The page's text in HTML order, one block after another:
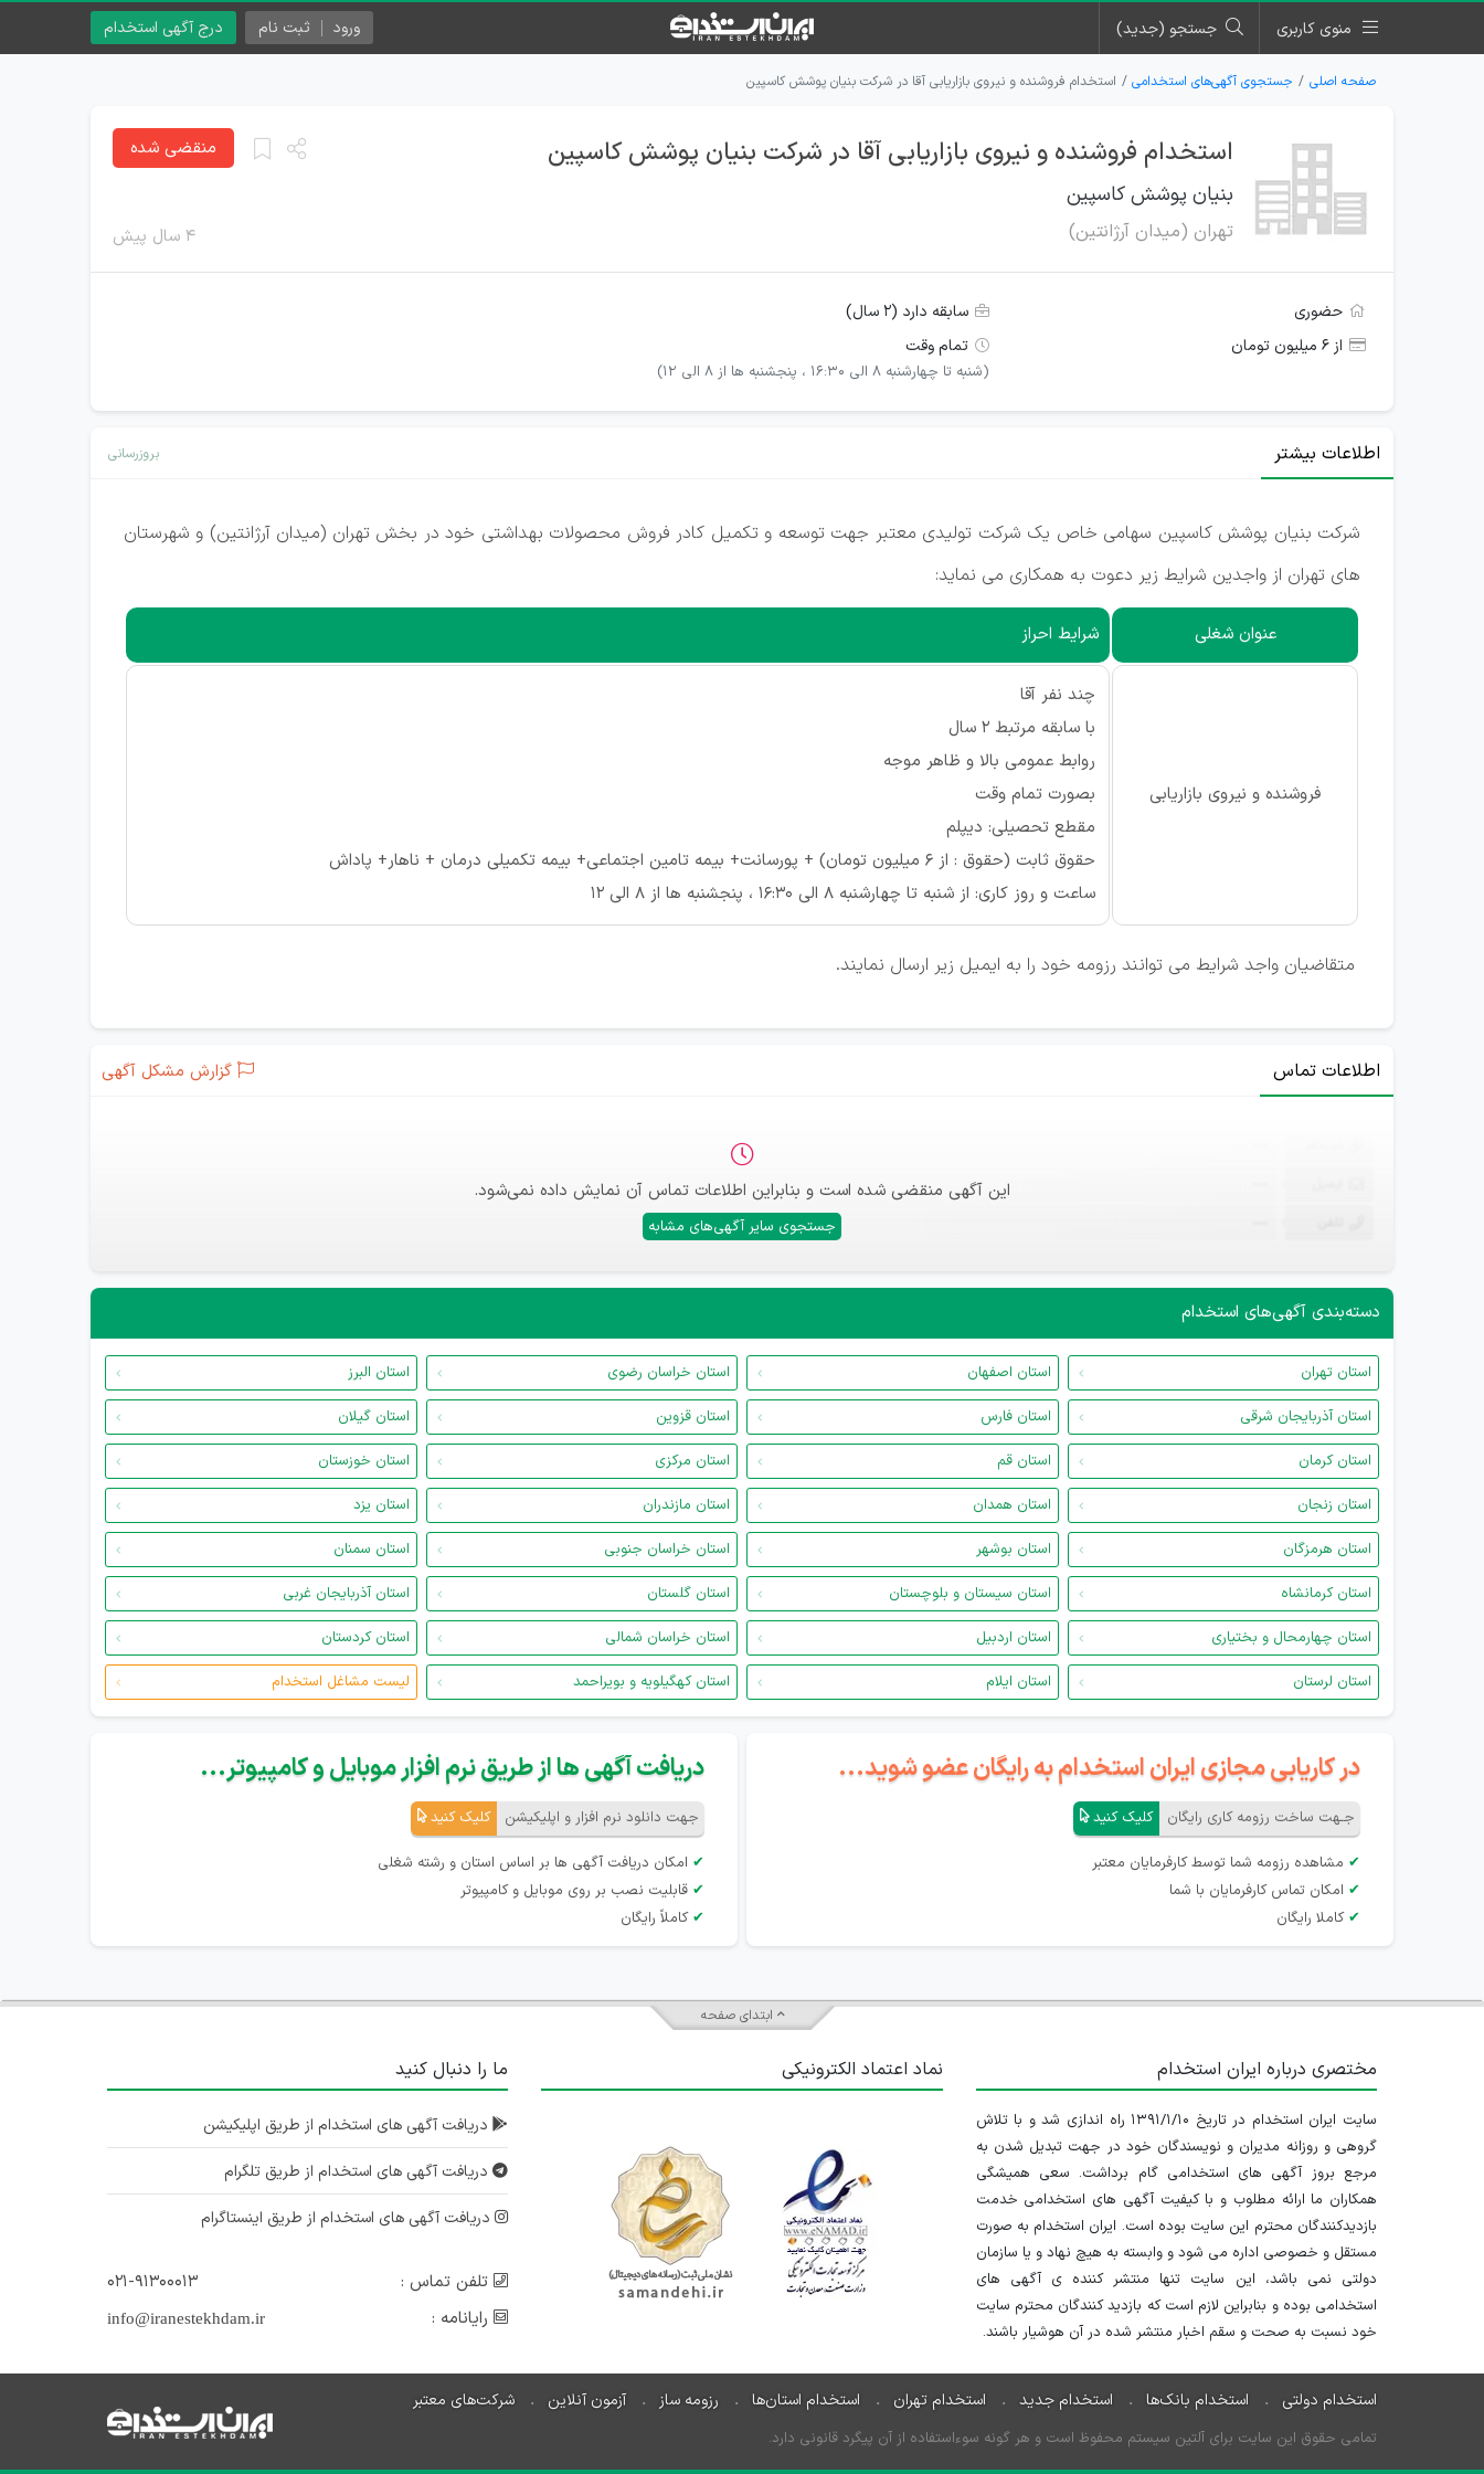
منوی کاربری جستجو (جدید) درج آگهی استخدام ورود ثبت نام
صفحه اصلی جستجوی آگهی‌های استخدامی استخدام فروشنده و نیروی بازاریابی آقا در شرکت بنیان پوشش کاسپین
استخدام فروشنده و نیروی بازاریابی آقا در شرکت بنیان پوشش کاسپین
بنیان پوشش کاسپین
تهران (میدان آرژانتین) ۴ سال پیش
منقضی شده
حضوری
سابقه دارد (۲ سال)
از ۶ میلیون تومان
تمام وقت
(شنبه تا چهارشنبه 8 الی 16:30 ، پنجشنبه ها از 8 الی 12)
اطلاعات بیشتر بروزرسانی
شرکت بنیان پوشش کاسپین سهامی خاص یک شرکت تولیدی معتبر جهت توسعه و تکمیل کادر فروش محصولات بهداشتی خود در بخش تهران (میدان آرژانتین) و شهرستان
های تهران از واجدین شرایط زیر دعوت به همکاری می نماید:
عنوان شغلی شرایط احراز
فروشنده و نیروی بازاریابی
چند نفر آقا
با سابقه مرتبط 2 سال
روابط عمومی بالا و ظاهر موجه
بصورت تمام وقت
مقطع تحصیلی: دیپلم
حقوق ثابت (حقوق : از 6 میلیون تومان) + پورسانت+ بیمه تامین اجتماعی+ بیمه تکمیلی درمان + ناهار+ پاداش
ساعت و روز کاری: از شنبه تا چهارشنبه 8 الی 16:30 ، پنجشنبه ها از 8 الی 12
متقاضیان واجد شرایط می توانند رزومه خود را به ایمیل زیر ارسال نمایند.
اطلاعات تماس گزارش مشکل آگهی
این آگهی منقضی شده است و بنابراین اطلاعات تماس آن نمایش داده نمی‌شود.
جستجوی سایر آگهی‌های مشابه
دسته‌بندی آگهی‌های استخدام
استان تهران استان اصفهان استان خراسان رضوی
استان البرز
استان آذربایجان شرقی
استان فارس استان قزوین
استان گیلان
استان کرمان
استان قم استان مرکزی
استان خوزستان
استان زنجان
استان همدان استان مازندران
استان یزد
استان هرمزگان
استان بوشهر استان خراسان جنوبی
استان سمنان
استان کرمانشاه
استان سیستان و بلوچستان استان گلستان
استان آذربایجان غربی
استان چهارمحال و بختیاری
استان اردبیل استان خراسان شمالی
استان کردستان
استان لرستان
استان ایلام استان کهگیلویه و بویراحمد لیست مشاغل استخدام
در کاریابی مجازی ایران استخدام به رایگان عضو شوید...
جـهت ساخت رزومه کاری رایگان کلیک کنید
✔ مشاهده رزومه شما توسط کارفرمایان معتبر
✔ امکان تماس کارفرمایان با شما
✔ کاملا رایگان
دریافت آگهی ها از طریق نرم افزار موبایل و کامپیوتر...
جهت دانلود نرم افزار و اپلیکیشن کلیک کنید
✔ امکان دریافت آگهی ها بر اساس استان و رشته شغلی
✔ قابلیت نصب بر روی موبایل و کامپیوتر
✔ کاملاً رایگان
ابتدای صفحه
مختصری درباره ایران استخدام
سایت ایران استخدام در تاریخ ۱۳۹۱/۱/۱۰ راه اندازی شد و با تلاش
گروهی و روزانه مدیران و نویسندگان خود در جهت تبدیل شدن به
مرجع بروز آگهی های استخدامی گام برداشت. سعی همیشگی
همکاران ما ارائه مطلوب و با کیفیت آگهی های استخدامی خدمت
بازدیدکنندگان محترم این سایت بوده است. ایران استخدام به صورت
مستقل و خصوصی اداره می شود و وابسته به هیچ نهاد و یا سازمان
دولتی نمی باشد، این سایت تنها منتشر کننده ی آگهی های
استخدامی بوده و بنابراین لازم است که بازدید کنندگان محترم سایت
خود نسبت به صحت و سقم اخبار منتشر شده در آن هوشیار باشند.
نماد اعتماد الکترونیکی ما را دنبال کنید
دریافت آگهی های استخدام از طریق اپلیکیشن
دریافت آگهی های استخدام از طریق تلگرام
دریافت آگهی های استخدام از طریق اینستاگرام
تلفن تماس :
۰۲۱-۹۱۳۰۰۰۱۳
رایانامه :
info@iranestekhdam.ir
استخدام دولتی استخدام بانک‌ها استخدام جدید استخدام تهران استخدام استان‌ها رزومه ساز آزمون آنلاین شرکت‌های معتبر
تمامی حقوق این سایت برای آلتین سیستم محفوظ است و هر گونه سوءاستفاده از آن پیگرد قانونی دارد.